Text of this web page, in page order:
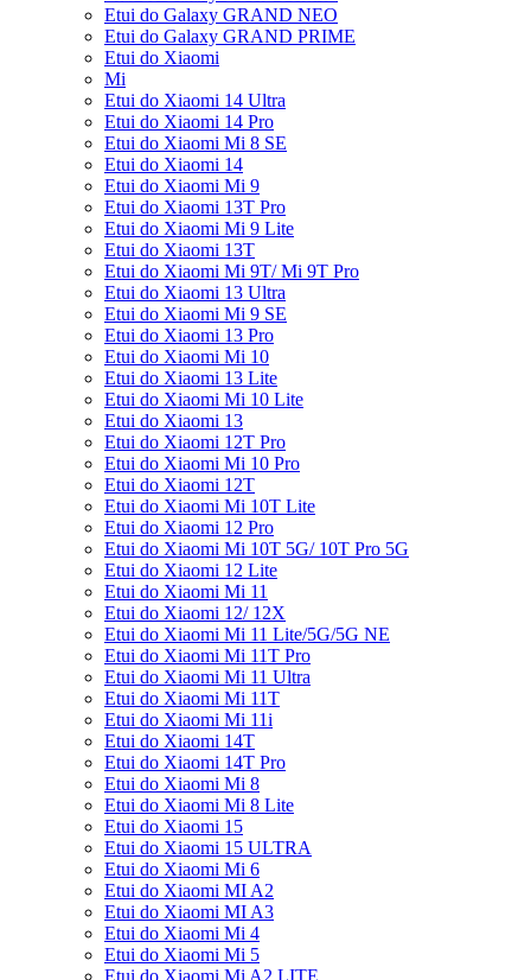
Etui do Galaxy GRAND NEO
Etui do Galaxy GRAND PRIME
Etui do Xiaomi
Mi
Etui do Xiaomi 14 Ultra
Etui do Xiaomi 14 Pro
Etui do Xiaomi Mi 8 SE
Etui do Xiaomi 14
Etui do Xiaomi Mi 9
Etui do Xiaomi 13T Pro
Etui do Xiaomi Mi 9 Lite
Etui do Xiaomi 13T
Etui do Xiaomi Mi 9T/ Mi 9T Pro
Etui do Xiaomi 13 Ultra
Etui do Xiaomi Mi 9 SE
Etui do Xiaomi 13 Pro
Etui do Xiaomi Mi 10
Etui do Xiaomi 13 Lite
Etui do Xiaomi Mi 10 Lite
Etui do Xiaomi 13
Etui do Xiaomi 12T Pro
Etui do Xiaomi Mi 10 Pro
Etui do Xiaomi 12T
Etui do Xiaomi Mi 10T Lite
Etui do Xiaomi 12 Pro
Etui do Xiaomi Mi 10T 5G/ 10T Pro 5G
Etui do Xiaomi 12 Lite
Etui do Xiaomi Mi 11
Etui do Xiaomi 12/ 12X
Etui do Xiaomi Mi 11 Lite/5G/5G NE
Etui do Xiaomi Mi 11T Pro
Etui do Xiaomi Mi 11 Ultra
Etui do Xiaomi Mi 11T
Etui do Xiaomi Mi 11i
Etui do Xiaomi 14T
Etui do Xiaomi 14T Pro
Etui do Xiaomi Mi 8
Etui do Xiaomi Mi 8 Lite
Etui do Xiaomi 15
Etui do Xiaomi 15 ULTRA
Etui do Xiaomi Mi 6
Etui do Xiaomi MI A2
Etui do Xiaomi MI A3
Etui do Xiaomi Mi 4
Etui do Xiaomi Mi 5
Etui do Xiaomi Mi A2 LITE